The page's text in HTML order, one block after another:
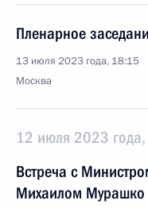
Пленарное
13 июля 2023 года, 18:15
Москва
12 июля 2023 года,
Встреча с
Михаилом Мурашко